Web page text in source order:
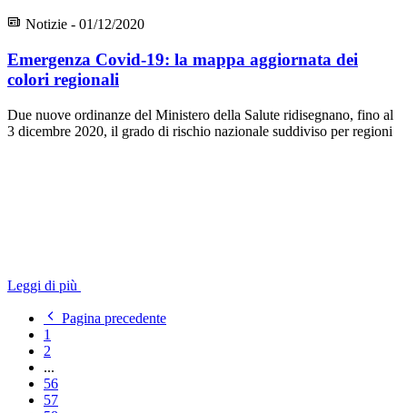
Notizie - 01/12/2020
Emergenza Covid-19: la mappa aggiornata dei
colori regionali
Due nuove ordinanze del Ministero della Salute ridisegnano, fino al
3 dicembre 2020, il grado di rischio nazionale suddiviso per regioni
Leggi di più
Pagina precedente
1
2
...
56
57